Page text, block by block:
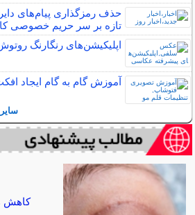
حذف رمزگذاری پیام‌های
تازه بر سر حریم خصوصی
اپلیکیشن‌های رنگارنگ
آموزش گام به گام ایجاد
کاهش